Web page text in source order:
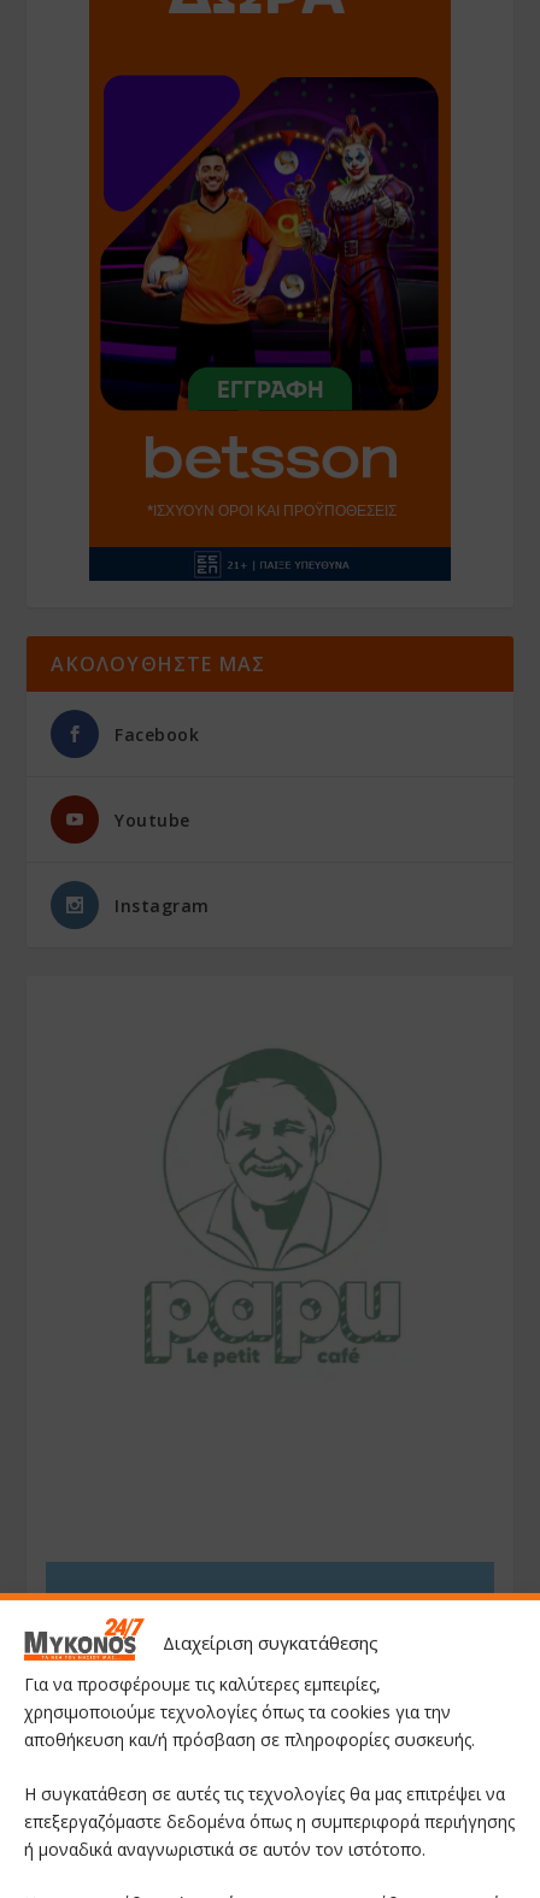
Διαχείριση συγκατάθεσης
Για να προσφέρουμε τις καλύτερες εμπειρίες,
χρησιμοποιούμε τεχνολογίες όπως τα cookies για την
αποθήκευση και/ή πρόσβαση σε πληροφορίες συσκευής.
Η συγκατάθεση σε αυτές τις τεχνολογίες θα μας επιτρέψει να
επεξεργαζόμαστε δεδομένα όπως η συμπεριφορά περιήγησης
ή μοναδικά αναγνωριστικά σε αυτόν τον ιστότοπο.
ΑΚΟΛΟΥΘΗΣΤΕ ΜΑΣ
Facebook
Youtube
Instagram